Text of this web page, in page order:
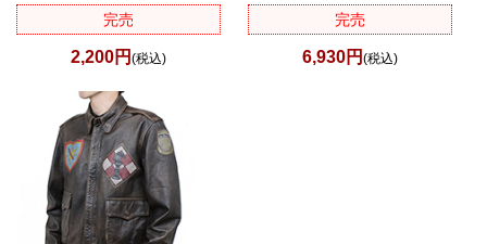
完売
2,200円(税込)
完売
6,930円 (税込)